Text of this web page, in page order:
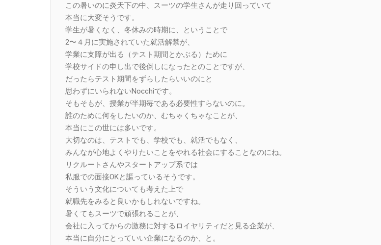
この暑いのに炎天下の中、スーツの学生さんが走り回っていて
本当に大変そうです。
学生が暑くなく、冬休みの時期に、ということで
2〜４月に実施されていた就活解禁が、
学業に支障が出る（テスト期間とかぶる）ために
学校サイドの申し出で後倒しになったとのことですが、
だったらテスト期間をずらしたらいいのにと
思わずにいられないNocchiです。
そもそもが、授業が半期毎である必要性すらないのに。
誰のために何をしたいのか、むちゃくちゃなことが、
本当にこの世には多いです。
大切なのは、テストでも、学校でも、就活でもなく、
みんなが心地よくやりたいことをやれる社会にすることなのにね。
リクルートさんやスタートアップ系では
私服での面接OKと謳っているそうです。
そういう文化についても考えた上で
就職先をみると良いかもしれないですね。
暑くてもスーツで頑張れることが、
会社に入ってからの激務に対するロイヤリティだと見る企業が、
本当に自分にとっていい企業になるのか、と。